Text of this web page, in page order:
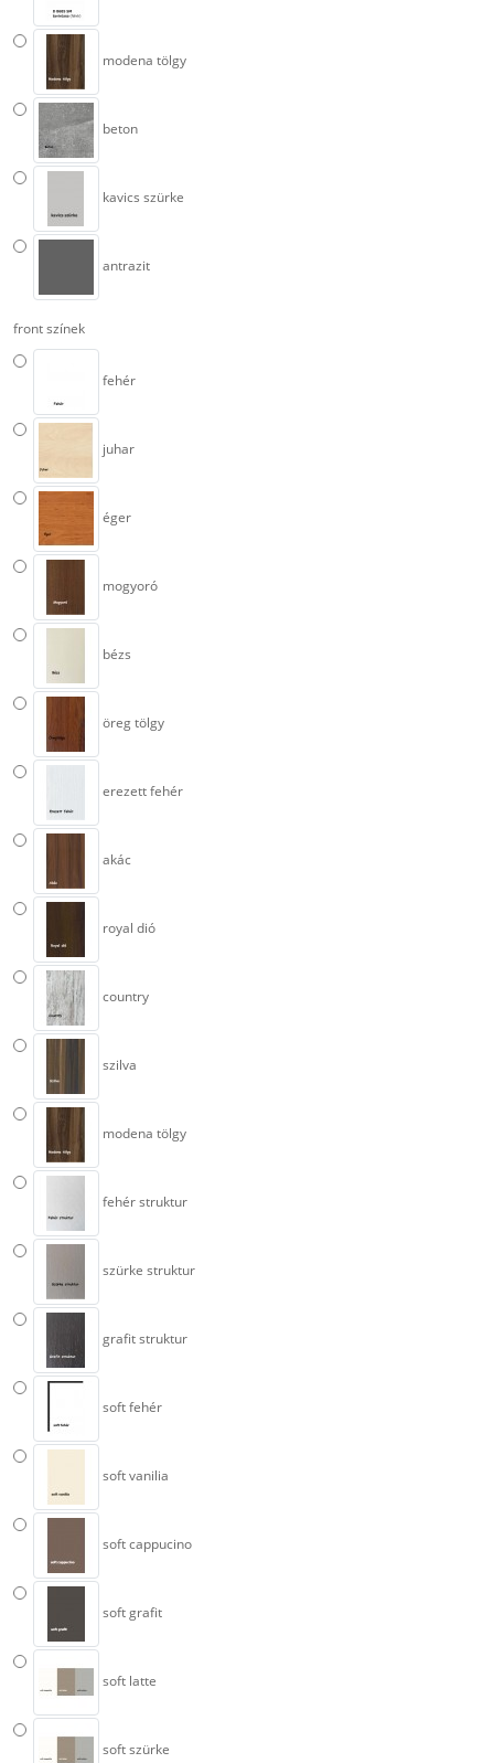
modena tölgy
beton
kavics szürke
antrazit
front színek
fehér
juhar
éger
mogyoró
bézs
öreg tölgy
erezett fehér
akác
royal dió
country
szilva
modena tölgy
fehér struktur
szürke struktur
grafit struktur
soft fehér
soft vanilia
soft cappucino
soft grafit
soft latte
soft szürke